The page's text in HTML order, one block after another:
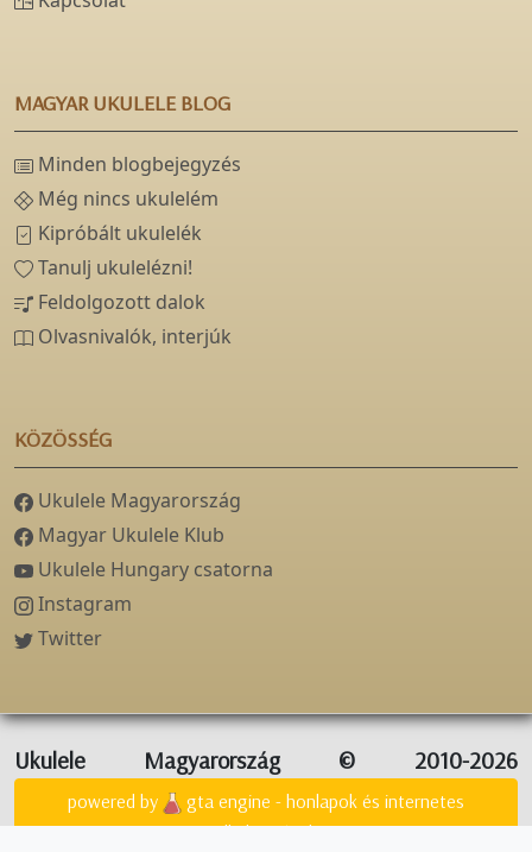
MAGYAR UKULELE BLOG
Minden blogbejegyzés
Még nincs ukulelém
Kipróbált ukulelék
Tanulj ukulelézni!
Feldolgozott dalok
Olvasnivalók, interjúk
KÖZÖSSÉG
Ukulele Magyarország
Magyar Ukulele Klub
Ukulele Hungary csatorna
Instagram
Twitter
Ukulele Magyarország © 2010-2026
powered by
gta engine - honlapok és internetes
alkalmazások